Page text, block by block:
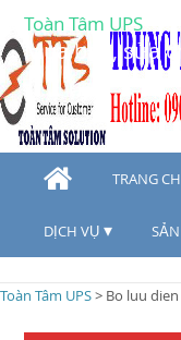
Toàn Tâm UPS
Mua bán, sửa
TRANG
DỊCH VỤ
Toàn Tâm UPS> Bo luu